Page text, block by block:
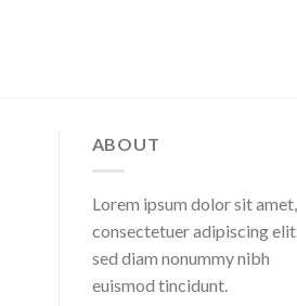
ABOUT
Lorem ipsum dolor sit amet,
consectetuer adipiscing elit,
sed diam nonummy nibh
euismod tincidunt.